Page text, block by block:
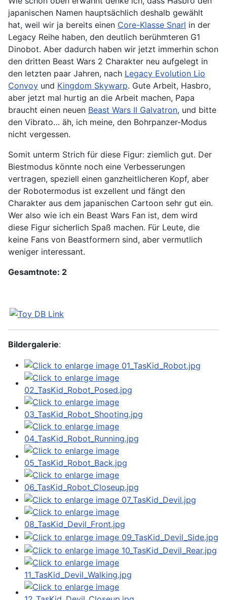
japanischen Namen hauptsächlich deshalb gewählt
hat, weil wir ja bereits einen Core-Klasse Snarl in der
Legacy Reihe haben, den deutlich berühmteren G1
Dinobot. Aber dadurch haben wir jetzt immerhin schon
den dritten Beast Wars 2 Charakter neu aufgelegt in
den letzten paar Jahren, nach Legacy Evolution Lio
Convoy und Kingdom Skywarp. Gute Arbeit, Hasbro,
aber jetzt mal hurtig an die Arbeit machen, Papa
braucht einen neuen Beast Wars II Galvatron, und bitte
den Vibrato… äh, ich meine, den Bohrpanzer-Modus
nicht vergessen.
Somit unterm Strich für diese Figur: ziemlich gut. Der
Biestmodus könnte noch eine Verbesserungen
vertragen, speziell einen ganzheitlicheren Kopf, aber
der Robotermodus ist exzellent und fängt den
Charakter aus dem japanischen Cartoon sehr gut ein.
Wer also wie ich ein Beast Wars Fan ist, dem wird
diese Figur sicherlich Spaß machen. Für Leute, die
keine Fans von Beastformern sind, aber vermutlich
weniger interessant.
Gesamtnote: 2
Bildergalerie: